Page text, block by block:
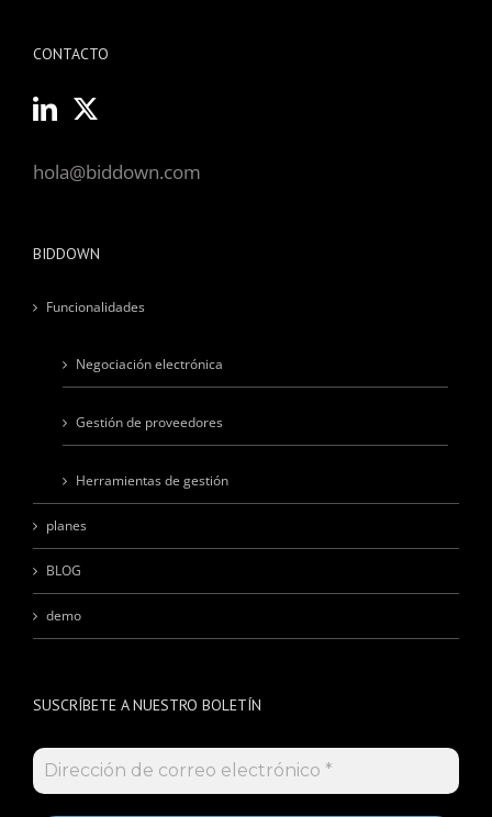
CONTACTO
hola@biddown.com
BIDDOWN
Funcionalidades
Negociación electrónica
Gestión de proveedores
Herramientas de gestión
planes
BLOG
demo
SUSCRÍBETE A NUESTRO BOLETÍN